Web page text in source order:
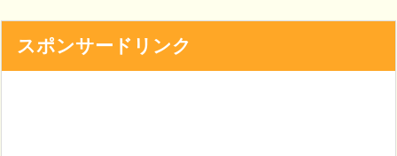
スポンサードリンク